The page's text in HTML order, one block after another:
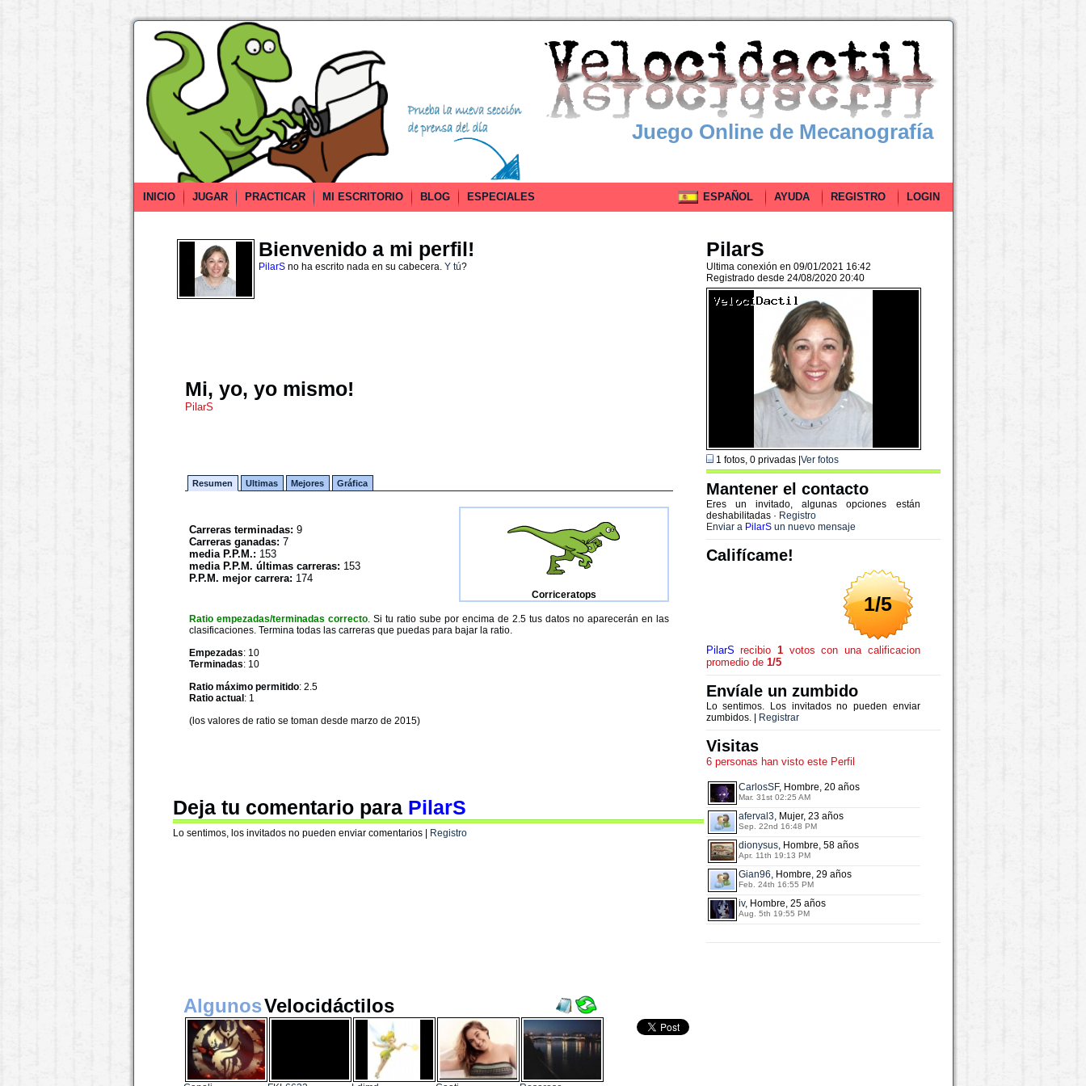
Juego Online de Mecanografía
INICIO JUGAR PRACTICAR MI ESCRITORIO BLOG ESPECIALES ESPAÑOL AYUDA REGISTRO LOGIN
Bienvenido a mi perfil!
PilarSno ha escrito nada en su cabecera. Y tú?
Mi, yo, yo mismo!
PilarS
Resumen Ultimas Mejores Gráfica
Carreras terminadas: 9
Carreras ganadas: 7
media P.P.M.: 153
media P.P.M. últimas carreras: 153
P.P.M. mejor carrera: 174
Corriceratops
Ratio empezadas/terminadas correcto. Si tu ratio sube por encima de 2.5 tus datos no aparecerán en las
clasificaciones. Termina todas las carreras que puedas para bajar la ratio.
Empezadas: 10
Terminadas: 10
Ratio máximo permitido: 2.5
Ratio actual : 1
(los valores de ratio se toman desde marzo de 2015)
Deja tu comentario para PilarS
Lo sentimos, los invitados no pueden enviar comentarios | Registro
PilarS
Ultima conexión en 09/01/2021 16:42
Registrado desde 24/08/2020 20:40
1 fotos, 0 privadas | Ver fotos
Mantener el contacto
Eres un invitado, algunas opciones están
deshabilitadas · Registro
Enviar a PilarSun nuevo mensaje
Califícame!
1/5
PilarS recibio 1votos con una calificacion
promedio de 1/5
Envíale un zumbido
Lo sentimos. Los invitados no pueden enviar
zumbidos. |
Registrar
Visitas
6 personas han visto este Perfil
CarlosSF, Hombre, 20 años
Mar. 31st 02:25 AM
aferval3, Mujer, 23 años
Sep. 22nd 16:48 PM
dionysus, Hombre, 58 años
Apr. 11th 19:13 PM
Gian96, Hombre, 29 años
Feb. 24th 16:55 PM
iv, Hombre, 25 años
Aug. 5th 19:55 PM
AlgunosVelocidáctilos